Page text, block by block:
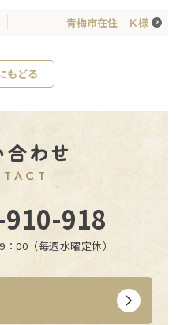
青梅市在住 Ｋ様
もどる
合わせ
918
00（毎週水曜定休）